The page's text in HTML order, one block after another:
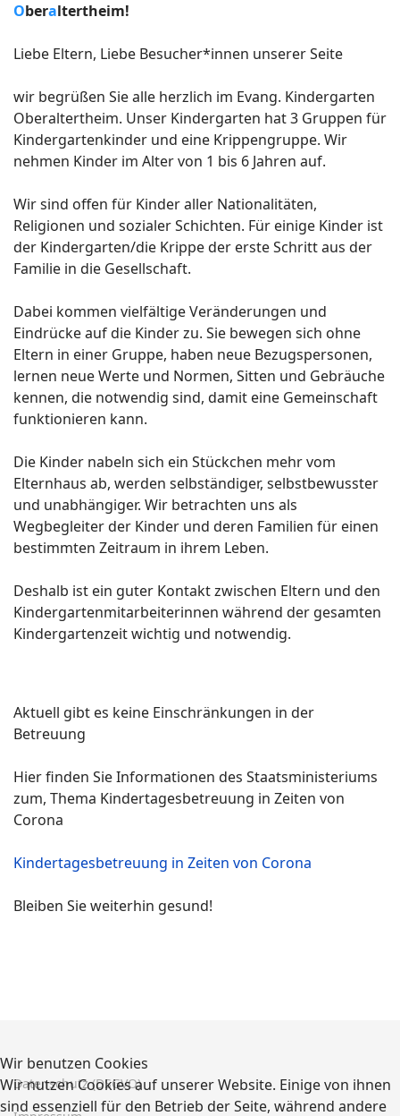
Oberaltertheim!
Liebe Eltern, Liebe Besucher*innen unserer Seite
wir begrüßen Sie alle herzlich im Evang. Kindergarten
Oberaltertheim. Unser Kindergarten hat 3 Gruppen für
Kindergartenkinder und eine Krippengruppe. Wir
nehmen Kinder im Alter von 1 bis 6 Jahren auf.
Wir sind offen für Kinder aller Nationalitäten,
Religionen und sozialer Schichten. Für einige Kinder ist
der Kindergarten/die Krippe der erste Schritt aus der
Familie in die Gesellschaft.
Dabei kommen vielfältige Veränderungen und
Eindrücke auf die Kinder zu. Sie bewegen sich ohne
Eltern in einer Gruppe, haben neue Bezugspersonen,
lernen neue Werte und Normen, Sitten und Gebräuche
kennen, die notwendig sind, damit eine Gemeinschaft
funktionieren kann.
Die Kinder nabeln sich ein Stückchen mehr vom
Elternhaus ab, werden selbständiger, selbstbewusster
und unabhängiger. Wir betrachten uns als
Wegbegleiter der Kinder und deren Familien für einen
bestimmten Zeitraum in ihrem Leben.
Deshalb ist ein guter Kontakt zwischen Eltern und den
Kindergartenmitarbeiterinnen während der gesamten
Kindergartenzeit wichtig und notwendig.
Aktuell gibt es keine Einschränkungen in der
Betreuung
Hier finden Sie Informationen des Staatsministeriums
zum, Thema Kindertagesbetreuung in Zeiten von
Corona
Kindertagesbetreuung in Zeiten von Corona
Bleiben Sie weiterhin gesund!
Datenschutz (DSGVO)
Wir benutzen Cookies
Wir nutzen Cookies auf unserer Website. Einige von ihnen
sind essenziell für den Betrieb der Seite, während andere